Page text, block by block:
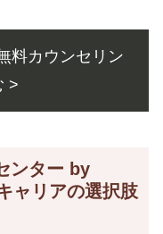
料カウンセリン
>
ンター by
ャリアの選択肢